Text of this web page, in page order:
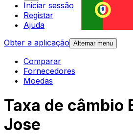
Iniciar sessão
Registar
Ajuda
Obter a aplicação Alternar menu
Comparar
Fornecedores
Moedas
Taxa de câmbio
Jose